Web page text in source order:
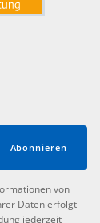
Abonnieren
von
Daten erfolgt
jederzeit